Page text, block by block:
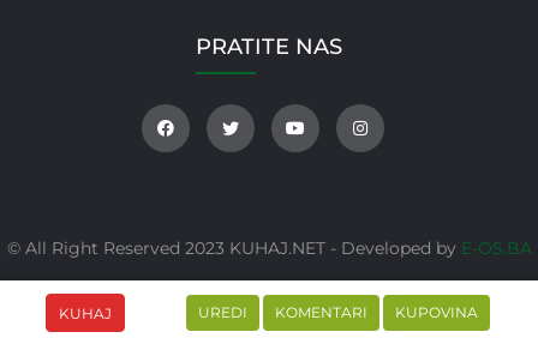
KUHAJ UREDI KOMENTARI KUPOVINA
PRATITE NAS
© All Right Reserved 2023 KUHAJ.NET - Developed by E-OS.BA